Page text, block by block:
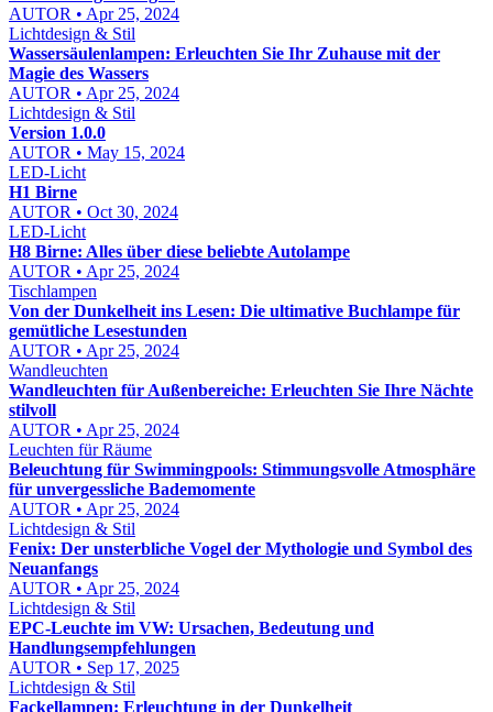
AUTOR • Apr 25, 2024
Lichtdesign & Stil
Wassersäulenlampen: Erleuchten Sie Ihr Zuhause mit der
Magie des Wassers
AUTOR • Apr 25, 2024
Lichtdesign & Stil
Version 1.0.0
AUTOR • May 15, 2024
LED-Licht
H1 Birne
AUTOR • Oct 30, 2024
LED-Licht
H8 Birne: Alles über diese beliebte Autolampe
AUTOR • Apr 25, 2024
Tischlampen
Von der Dunkelheit ins Lesen: Die ultimative Buchlampe für
gemütliche Lesestunden
AUTOR • Apr 25, 2024
Wandleuchten
Wandleuchten für Außenbereiche: Erleuchten Sie Ihre Nächte
stilvoll
AUTOR • Apr 25, 2024
Leuchten für Räume
Beleuchtung für Swimmingpools: Stimmungsvolle Atmosphäre
für unvergessliche Bademomente
AUTOR • Apr 25, 2024
Lichtdesign & Stil
Fenix: Der unsterbliche Vogel der Mythologie und Symbol des
Neuanfangs
AUTOR • Apr 25, 2024
Lichtdesign & Stil
EPC-Leuchte im VW: Ursachen, Bedeutung und
Handlungsempfehlungen
AUTOR • Sep 17, 2025
Lichtdesign & Stil
Fackellampen: Erleuchtung in der Dunkelheit